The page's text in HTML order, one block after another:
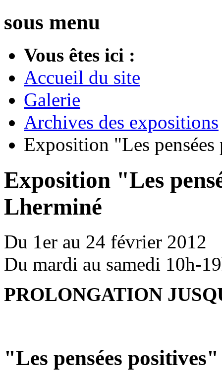
sous menu
Vous êtes ici :
Accueil du site
Galerie
Archives des expositions
Exposition "Les
Exposition "Les
Lherminé
Du 1er au 24 février 2012
Du mardi au samedi 10h-
PROLONGATION
"Les pensées positives"